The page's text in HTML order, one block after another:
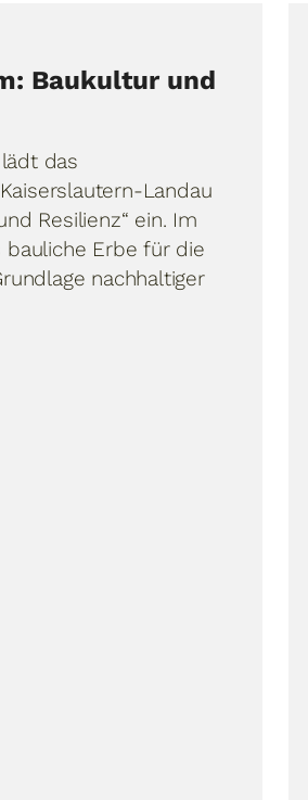
Baukultur und
das
Landau
Resilienz“ ein. Im
bauliche Erbe für die
nachhaltiger